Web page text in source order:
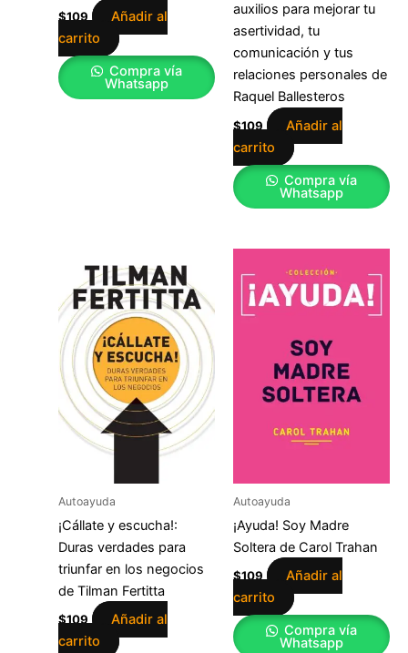
$109
Añadir al
carrito
Compra vía
Whatsapp
auxilios para mejorar tu
asertividad, tu
comunicación y tus
relaciones personales de
Raquel Ballesteros
$109
Añadir al
carrito
Compra vía
Whatsapp
Autoayuda
¡Cállate y escucha!:
Duras verdades para
triunfar en los negocios
de Tilman Fertitta
$109
Añadir al
carrito
Autoayuda
¡Ayuda! Soy Madre
Soltera de Carol Trahan
$109
Añadir al
carrito
Compra vía
Whatsapp